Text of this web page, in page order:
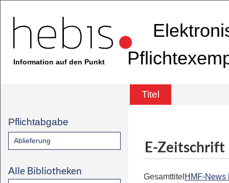
Information auf den Punkt
Titel
Pflichtabgabe
Ablieferung
Alle Bibliotheken
E-Zeitschrift
Gesamttitel HMF-News